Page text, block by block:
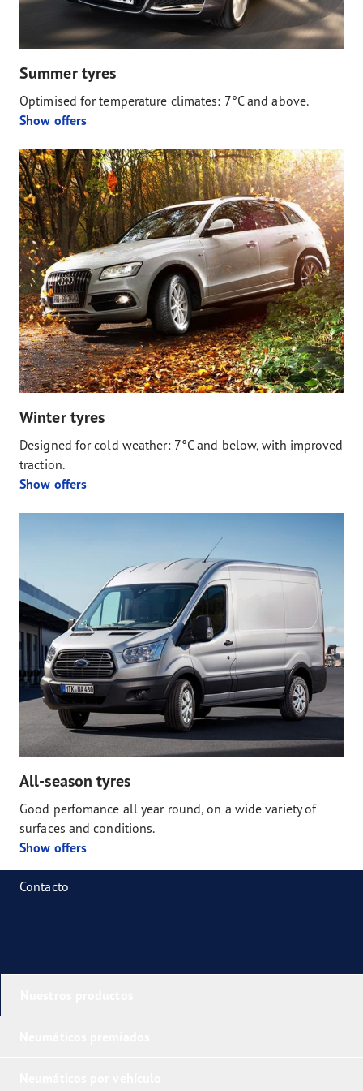
Summer tyres
Optimised for temperature climates: 7°C and above.
Show offers
Winter tyres
Designed for cold weather: 7°C and below, with improved
traction.
Show offers
All-season tyres
Good perfomance all year round, on a wide variety of
surfaces and conditions.
Show offers
Contacto